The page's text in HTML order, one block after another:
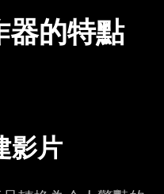
器的特點
影片